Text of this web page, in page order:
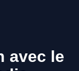
avec le